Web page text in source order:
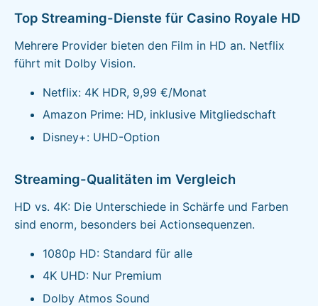
Top Streaming-Dienste für Casino Royale HD
Mehrere Provider bieten den Film in HD an. Netflix
führt mit Dolby Vision.
Netflix: 4K HDR, 9,99 €/Monat
Amazon Prime: HD, inklusive Mitgliedschaft
Disney+: UHD-Option
Streaming-Qualitäten im Vergleich
HD vs. 4K: Die Unterschiede in Schärfe und Farben
sind enorm, besonders bei Actionsequenzen.
1080p HD: Standard für alle
4K UHD: Nur Premium
Dolby Atmos Sound